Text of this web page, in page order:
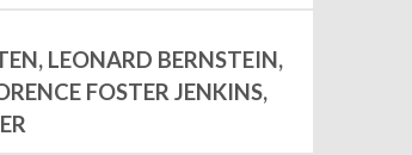
LEONARD BERNSTEIN,
FOSTER JENKINS,